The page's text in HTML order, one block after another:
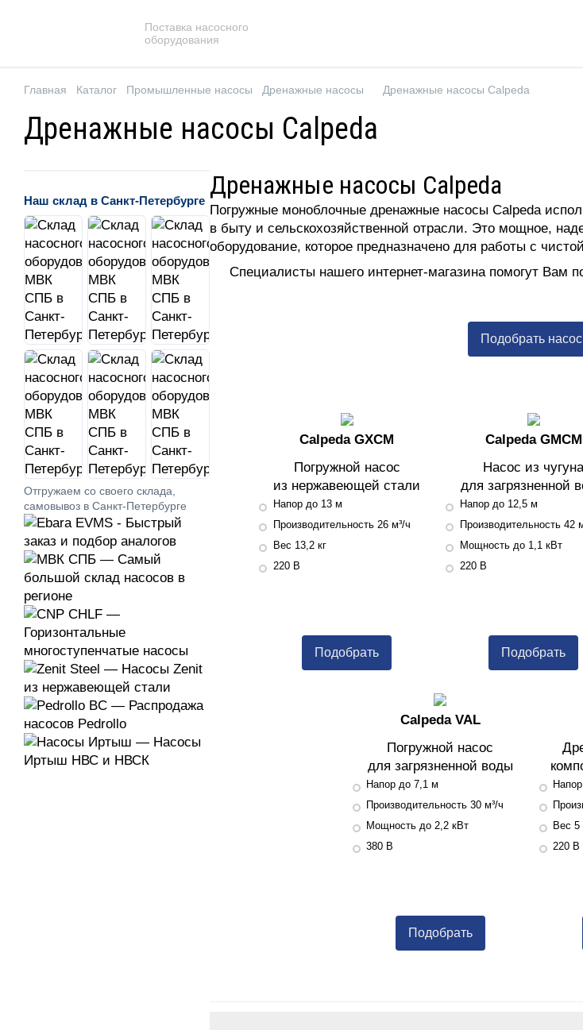
Поставка насосного
оборудования
Главная Каталог Промышленные насосы Дренажные насосы Дренажные насосы Calpeda
Дренажные насосы Calpeda
Дренажные насосы Calpeda
Погружные моноблочные дренажные насосы Calpeda
в быту и сельскохозяйственной отрасли. Это мощное,
оборудование, которое предназначено для работы с
Специалисты нашего интернет-магазина помогут Вам
Подобрать насос
Calpeda GXCM
Погружной насос
из нержавеющей стали
Напор до 13 м
Производительность 26 м³/ч
Вес 13,2 кг
220 В
Подобрать
Calpeda GMCM
Насос из чугуна
для загрязненной
Напор до 12,5 м
Производительность 42
Мощность до 1,1 кВт
220 В
Подобрать
Calpeda VAL
Погружной насос
для загрязненной воды
Напор до 7,1 м
Производительность 30 м³/ч
Мощность до 2,2 кВт
380 В
Подобрать
Вес 5
220 В
Наш склад в Санкт-Петербурге
Отгружаем со своего склада,
самовывоз в Санкт-Петербурге